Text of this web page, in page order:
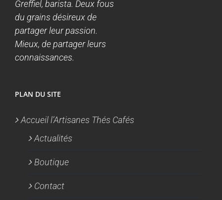
Greffiel, barista. Deux fous
du grains désireux de
partager leur passion.
Mieux, de partager leurs
connaissances.
PLAN DU SITE
Accueil l’Artisanes Thés Cafés
Actualités
Boutique
Contact